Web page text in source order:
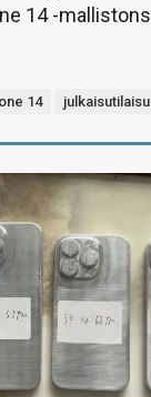
14 -
14